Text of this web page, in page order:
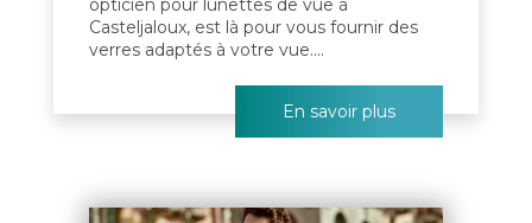
opticien pour lunettes de vue à
Casteljaloux, est là pour vous fournir des
verres adaptés à votre vue....
En savoir plus